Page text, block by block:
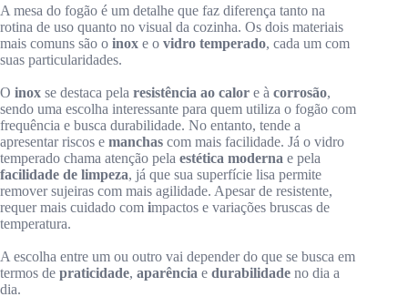
A mesa do fogão é um detalhe que faz diferença tanto na
rotina de uso quanto no visual da cozinha. Os dois materiais
mais comuns são o inox e o vidro temperado, cada um com
suas particularidades.
O inox se destaca pela resistência ao calor e à corrosão,
sendo uma escolha interessante para quem utiliza o fogão com
frequência e busca durabilidade. No entanto, tende a
apresentar riscos e manchas com mais facilidade. Já o vidro
temperado chama atenção pela estética moderna e pela
facilidade de limpeza, já que sua superfície lisa permite
remover sujeiras com mais agilidade. Apesar de resistente,
requer mais cuidado com impactos e variações bruscas de
temperatura.
A escolha entre um ou outro vai depender do que se busca em
termos de praticidade, aparência e durabilidade no dia a
dia.